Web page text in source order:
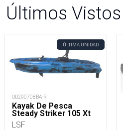
Últimos Vistos
ÚLTIMA UNIDAD
OD290708BA-R
Kayak De Pesca
Steady Striker 105 Xt
LSF